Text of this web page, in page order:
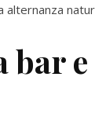
bar